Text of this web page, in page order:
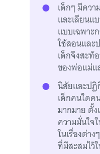
เด็กๆ มีคว
และเลียนแ
แบบเฉพาะ
ใช้สอนและ
เด็กจึงสะท้
ของพ่อแม่แ
นิสัยและปฏิ
เด็กคนใดค
มากมาย ตั้
ความมั่นใจ
ในเรื่องต่า
ที่มีสะสมไว้